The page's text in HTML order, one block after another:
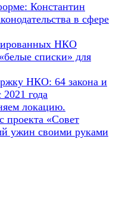
Константин
в сфере
НКО
списки» для
НКО: 64 закона и
года
локацию.
проекта «Совет
ужин своими руками